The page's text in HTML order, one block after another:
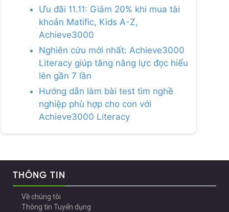
Ưu đãi 11.11: Giảm 20% khi mua tài
khoản Matific, Kids A-Z,
Achieve3000
Nghiên cứu mới nhất: Achieve3000
Literacy giúp tăng năng lực đọc hiểu
lên gần 7 lần
Hướng dẫn làm bài test tìm nghề
nghiệp phù hợp cho con với
Achieve3000 Literacy
THÔNG TIN
Về chúng tôi
Thông tin Tuyển dụng